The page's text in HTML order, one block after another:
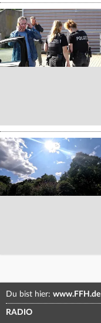
Du bist hier: www.FFH.de
RADIO